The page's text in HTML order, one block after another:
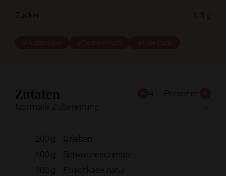
Zucker
1.5 g
Zutaten 4
Personen
200 g
Grieben
100 g
Schweineschmalz
100 g
Frischkäse natur